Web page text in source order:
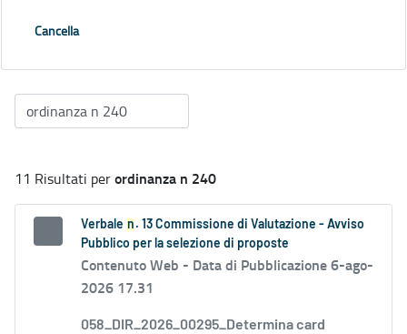
Cancella
11 Risultati perordinanza n 240
Verbale n . 13 Commissione di Valutazione - Avviso
Pubblico per la selezione di proposte
Contenuto Web - Data di Pubblicazione 6-ago-
2026 17.31
058_DIR_2026_00295_Determina card